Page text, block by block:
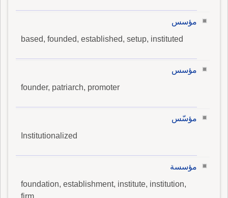
مؤسس
based, founded, established, setup, instituted
مؤسس
founder, patriarch, promoter
مؤسّس
Institutionalized
مؤسسة
foundation, establishment, institute, institution,